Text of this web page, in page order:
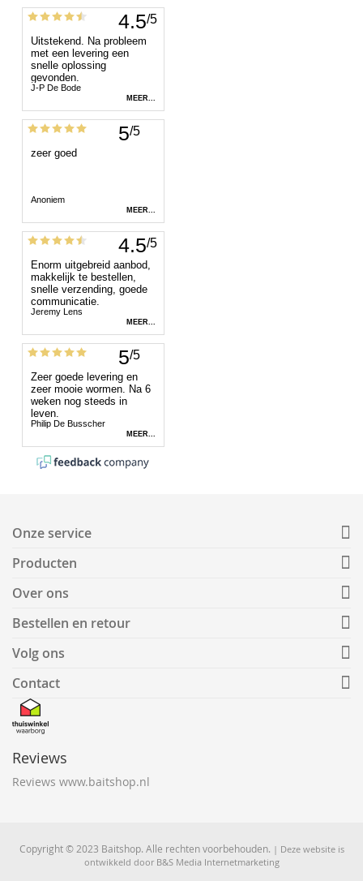
Onze service
Producten
Over ons
Bestellen en retour
Volg ons
Contact
Reviews
Reviews www.baitshop.nl
Copyright © 2023 Baitshop. Alle rechten voorbehouden. | Deze website is
ontwikkeld door B&S Media Internetmarketing